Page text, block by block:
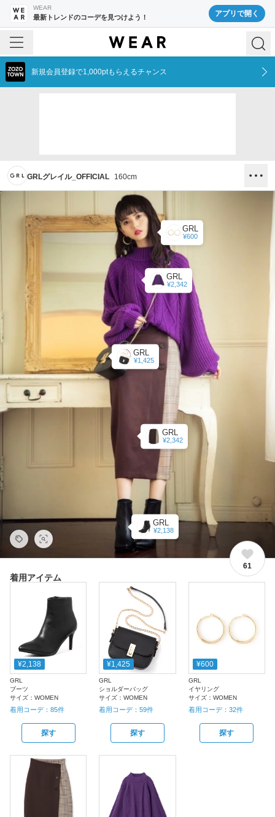
WEAR
最新トレンドのコーデを見つけよう！ アプリで開く
新規会員登録で1,000ptもらえるチャンス
GRLグレイル_OFFICIAL 160cm
GRL
¥2,138
GRL
¥1,425
GRL
¥600
GRL
¥2,342
GRL
¥2,342
61
着用アイテム
¥2,138
GRL
ブーツ
サイズ： WOMEN
着用コーデ： 85件
探す
¥1,425
GRL
ショルダーバッグ
サイズ：WOMEN
着用コーデ：59件
探す
¥600
GRL
イヤリング
サイズ： WOMEN
着用コーデ： 32件
探す